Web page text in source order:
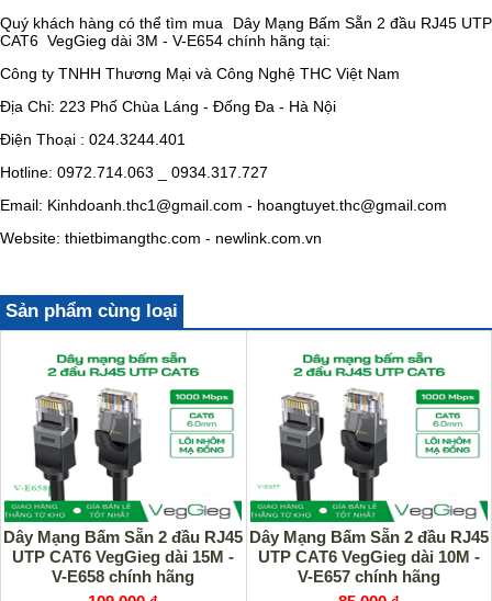
Quý khách hàng có thể tìm mua
Dây Mạng Bấm Sẵn 2 đầu RJ45 UTP
CAT6 VegGieg dài 3M - V-E654 chính hãng tại:
Công ty TNHH Thương Mại và Công Nghệ THC Việt Nam
Địa Chỉ: 223 Phố Chùa Láng - Đống Đa - Hà Nội
Điện Thoại : 024.3244.401
Hotline: 0972.714.063 _ 0934.317.727
Email: Kinhdoanh.thc1@gmail.com - hoangtuyet.thc@gmail.com
Website: thietbimangthc.com - newlink.com.vn
Sản phẩm cùng loại
Dây Mạng Bấm Sẵn 2 đầu RJ45
UTP CAT6 VegGieg dài 15M -
V-E658 chính hãng
Dây Mạng Bấm Sẵn 2 đầu RJ45
UTP CAT6 VegGieg dài 10M -
V-E657 chính hãng